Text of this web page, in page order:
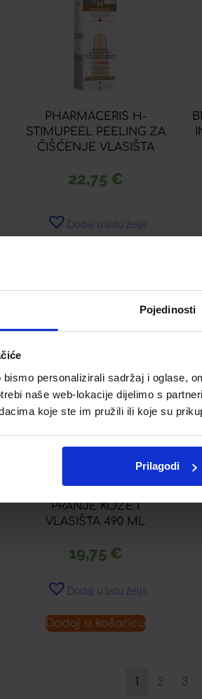
Pojedinosti
personalizirali sadržaj i oglase,
naše web-lokacije dijelimo s
koje ste im pružili ili koje su
Prilagodi
PHARMACERIS H-
STIMUPEEL PEELING ZA
ČIŠĆENJE VLASIŠTA
22,75 €
Dodaj u listu želja
PRANJE KOŽE I
VLASIŠTA 490 ML
19,75 €
Dodaj u listu želja
Dodaj u košaricu
1 2 3